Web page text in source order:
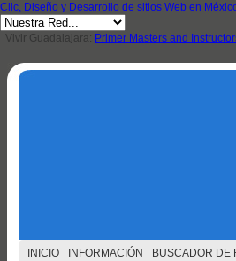
Clic, Diseño y Desarrollo de sitios Web en
Vivir Guadalajara: Primer Masters and
INICIO INFORMACIÓN BUSCADOR DE